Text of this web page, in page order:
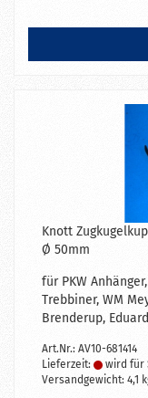
Knott
Ø 50mm
für PKW
Trebbiner, WM
Brenderup,
Art.Nr.: AV10-681414
Lieferzeit:
wird für
Versandgewicht: 4,1